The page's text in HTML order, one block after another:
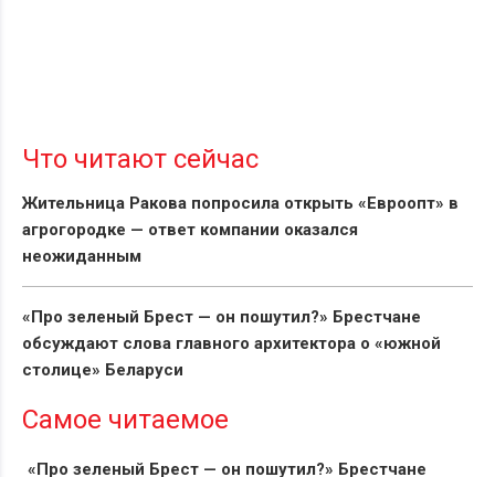
Что читают сейчас
Жительница Ракова попросила открыть «Евроопт» в
агрогородке — ответ компании оказался
неожиданным
«Про зеленый Брест — он пошутил?» Брестчане
обсуждают слова главного архитектора о «южной
столице» Беларуси
Самое читаемое
«Про зеленый Брест — он пошутил?» Брестчане